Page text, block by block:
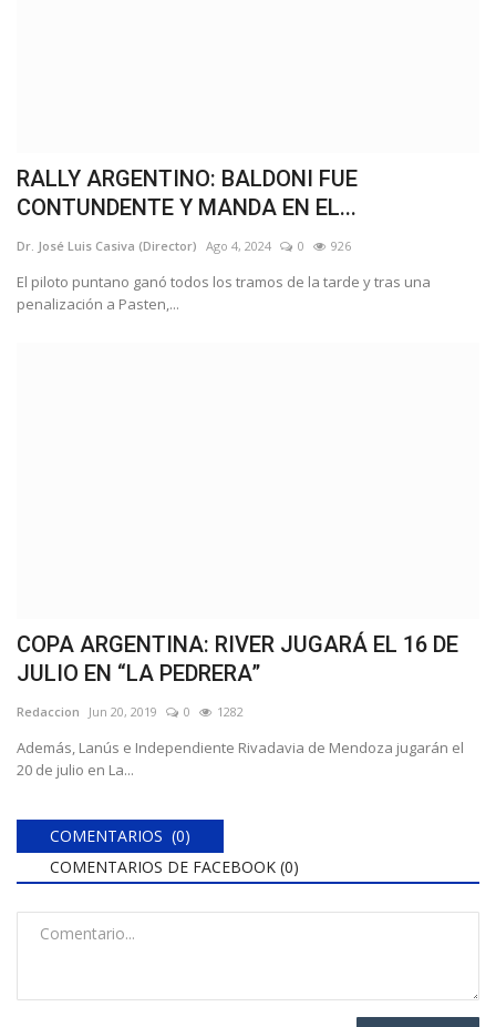
RALLY ARGENTINO: BALDONI FUE
CONTUNDENTE Y MANDA EN EL...
Dr. José Luis Casiva (Director) Ago 4, 2024 0 926
El piloto puntano ganó todos los tramos de la tarde y tras una
penalización a Pasten,...
COPA ARGENTINA: RIVER JUGARÁ EL 16 DE
JULIO EN “LA PEDRERA”
Redaccion Jun 20, 2019 0 1282
Además, Lanús e Independiente Rivadavia de Mendoza jugarán el
20 de julio en La...
COMENTARIOS (0)
COMENTARIOS DE FACEBOOK (0)